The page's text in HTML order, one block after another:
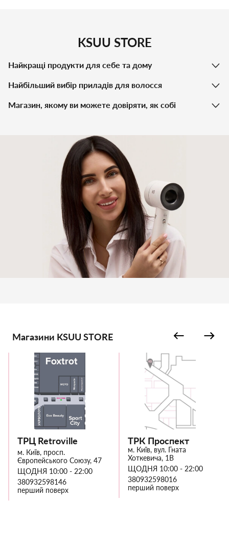
KSUU STORE
Найкращі продукти для себе та дому
Найбільший вибір приладів для волосся
Магазин, якому ви можете довіряти, як собі
Магазини KSUU STORE
ТРЦ Retroville
м. Київ, просп.
Європейського Союзу, 47
ЩОДНЯ 10:00 - 22:00
380932598146
перший поверх
ТРК Проспект
м. Київ, вул. Гната
Хоткевича, 1В
ЩОДНЯ 10:00 - 22:00
380932598016
перший поверх